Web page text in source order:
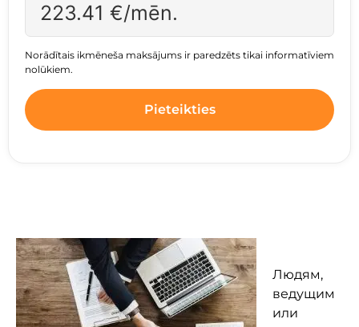
223.41 €/mēn.
Norādītais ikmēneša maksājums ir paredzēts tikai informatīviem
nolūkiem.
Pieteikties
Людям,
ведущим
или